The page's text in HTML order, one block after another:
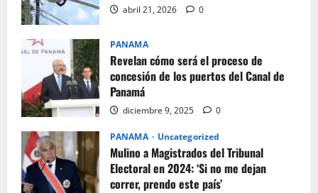
abril 21, 2026 0
PANAMA
Revelan cómo será el proceso de
concesión de los puertos del Canal de
Panamá
diciembre 9, 2025 0
PANAMA Uncategorized
Mulino a Magistrados del Tribunal
Electoral en 2024: ‘Si no me dejan
correr, prendo este país’